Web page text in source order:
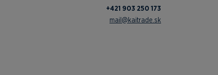
+421 903 250 173
mail@kaitrade.sk